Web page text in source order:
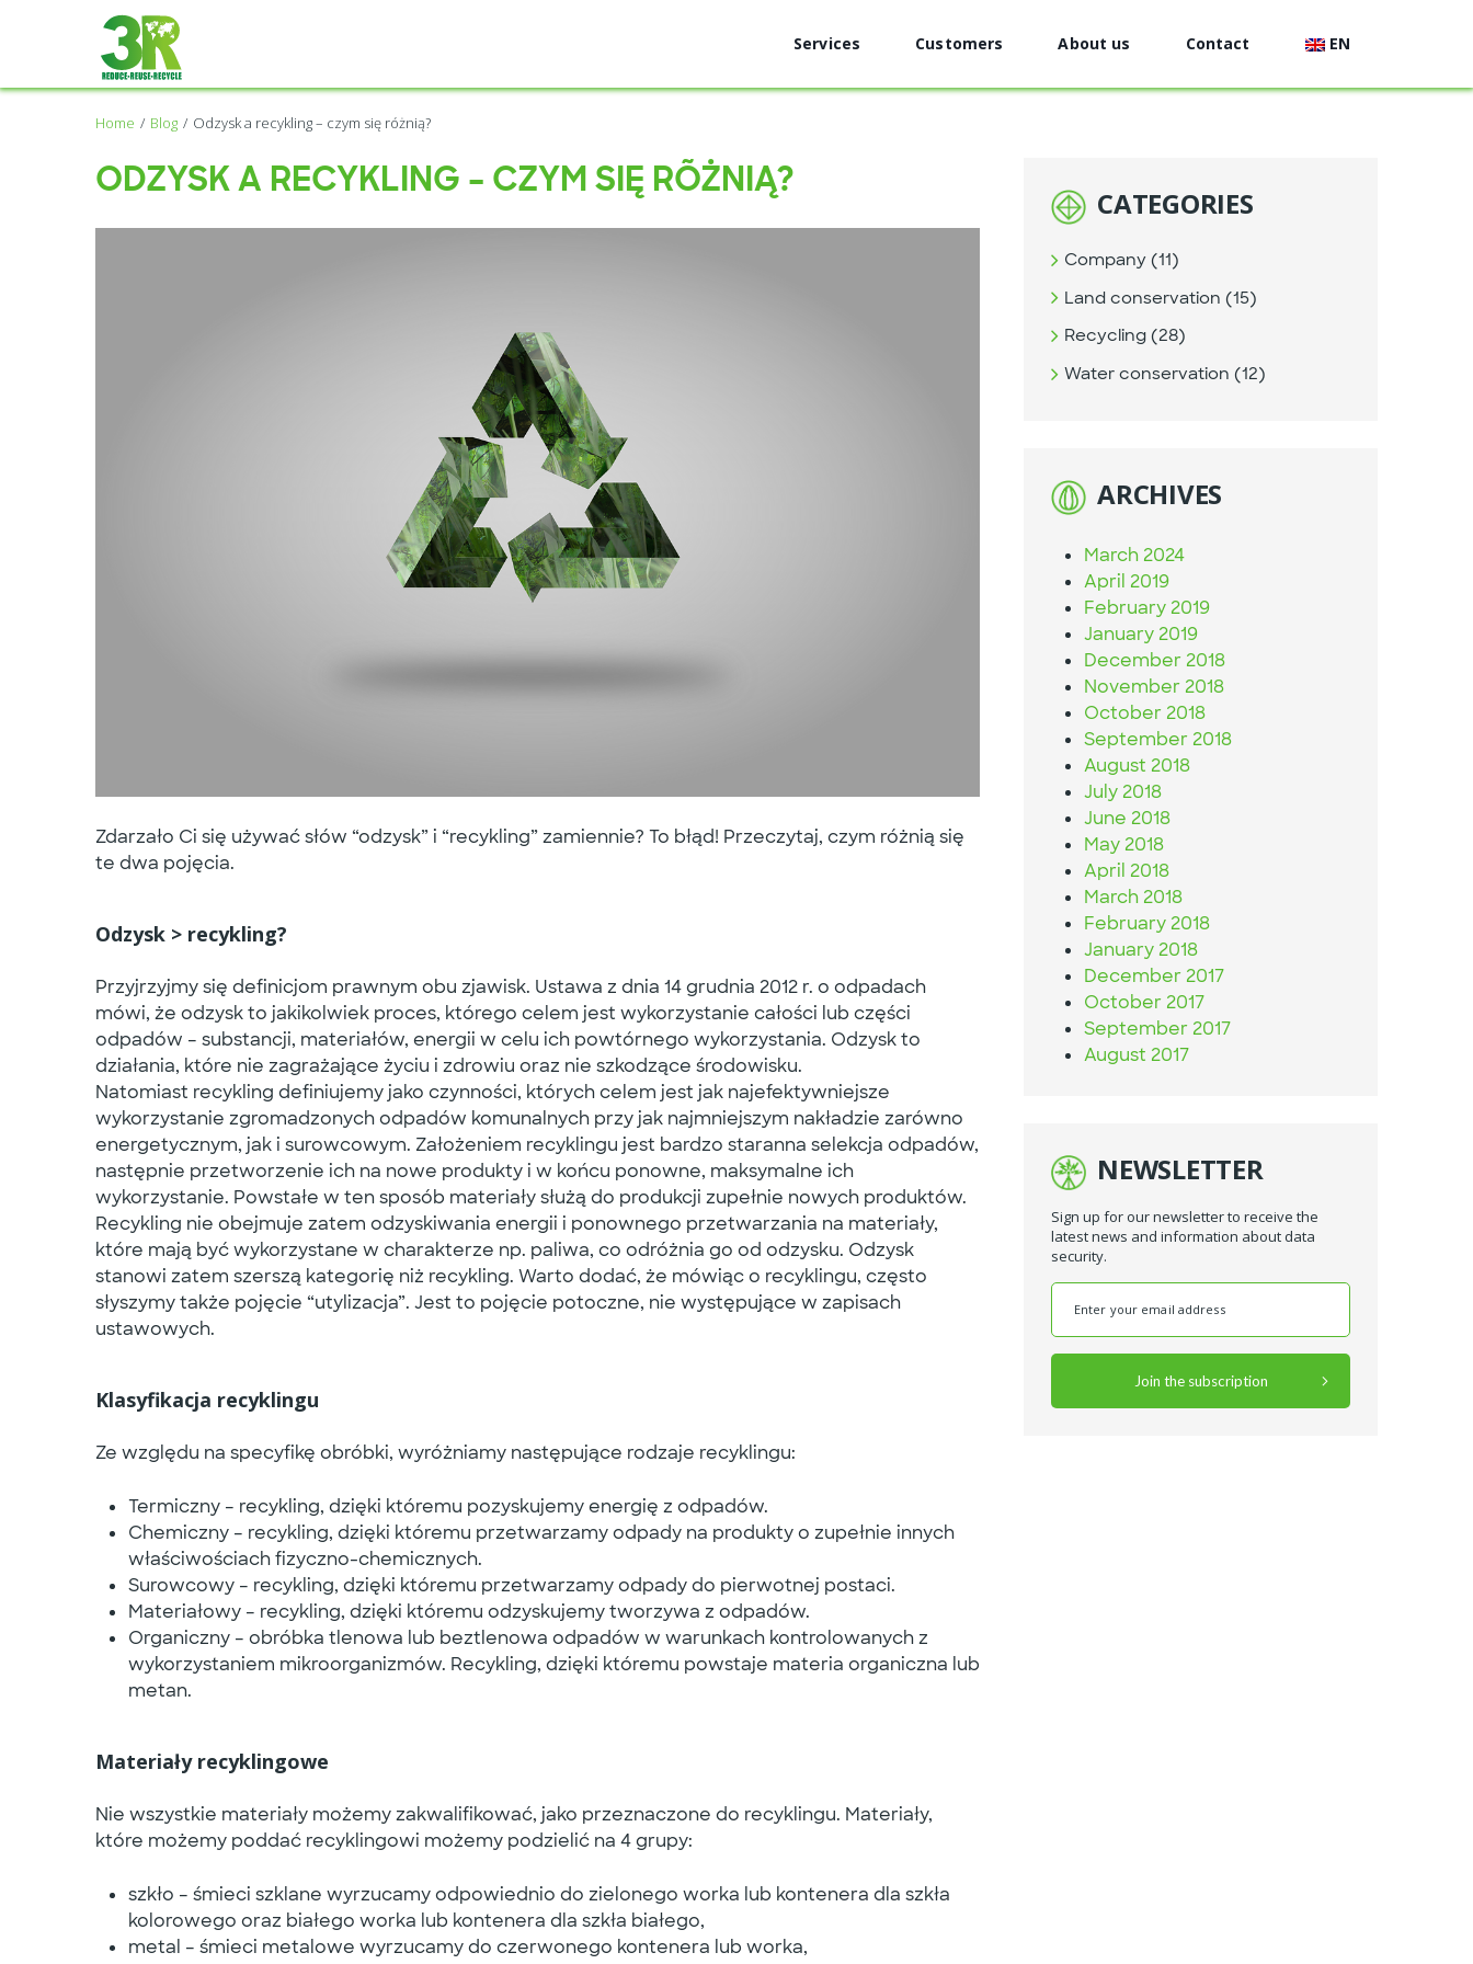
Services Customers About us Contact EN
Home Blog Odzysk a recykling – czym się różnią?
ODZYSK A RECYKLING – CZYM SIĘ RÓŻNIĄ?
Zdarzało Ci się używać słów “odzysk” i “recykling” zamiennie? To błąd! Przeczytaj, czym różnią się
te dwa pojęcia.
Odzysk > recykling?
Przyjrzyjmy się definicjom prawnym obu zjawisk. Ustawa z dnia 14 grudnia 2012 r. o odpadach
mówi, że odzysk to jakikolwiek proces, którego celem jest wykorzystanie całości lub części
odpadów – substancji, materiałów, energii w celu ich powtórnego wykorzystania. Odzysk to
działania, które nie zagrażające życiu i zdrowiu oraz nie szkodzące środowisku.
Natomiast recykling definiujemy jako czynności, których celem jest jak najefektywniejsze
wykorzystanie zgromadzonych odpadów komunalnych przy jak najmniejszym nakładzie zarówno
energetycznym, jak i surowcowym. Założeniem recyklingu jest bardzo staranna selekcja odpadów,
następnie przetworzenie ich na nowe produkty i w końcu ponowne, maksymalne ich
wykorzystanie. Powstałe w ten sposób materiały służą do produkcji zupełnie nowych produktów.
Recykling nie obejmuje zatem odzyskiwania energii i ponownego przetwarzania na materiały,
które mają być wykorzystane w charakterze np. paliwa, co odróżnia go od odzysku. Odzysk
stanowi zatem szerszą kategorię niż recykling. Warto dodać, że mówiąc o recyklingu, często
słyszymy także pojęcie “utylizacja”. Jest to pojęcie potoczne, nie występujące w zapisach
ustawowych.
Klasyfikacja recyklingu
Ze względu na specyfikę obróbki, wyróżniamy następujące rodzaje recyklingu:
Termiczny – recykling, dzięki któremu pozyskujemy energię z odpadów.
Chemiczny – recykling, dzięki któremu przetwarzamy odpady na produkty o zupełnie innych
właściwościach fizyczno-chemicznych.
Surowcowy – recykling, dzięki któremu przetwarzamy odpady do pierwotnej postaci.
Materiałowy – recykling, dzięki któremu odzyskujemy tworzywa z odpadów.
Organiczny – obróbka tlenowa lub beztlenowa odpadów w warunkach kontrolowanych z
wykorzystaniem mikroorganizmów. Recykling, dzięki któremu powstaje materia organiczna lub
metan.
Materiały recyklingowe
Nie wszystkie materiały możemy zakwalifikować, jako przeznaczone do recyklingu. Materiały,
które możemy poddać recyklingowi możemy podzielić na 4 grupy:
szkło – śmieci szklane wyrzucamy odpowiednio do zielonego worka lub kontenera dla szkła
kolorowego oraz białego worka lub kontenera dla szkła białego,
metal – śmieci metalowe wyrzucamy do czerwonego kontenera lub worka,
CATEGORIES
Company (11)
Land conservation (15)
Recycling (28)
Water conservation (12)
ARCHIVES
March 2024
April 2019
February 2019
January 2019
December 2018
November 2018
October 2018
September 2018
August 2018
July 2018
June 2018
May 2018
April 2018
March 2018
February 2018
January 2018
December 2017
October 2017
September 2017
August 2017
NEWSLETTER
Sign up for our newsletter to receive the
latest news and information about data
security.